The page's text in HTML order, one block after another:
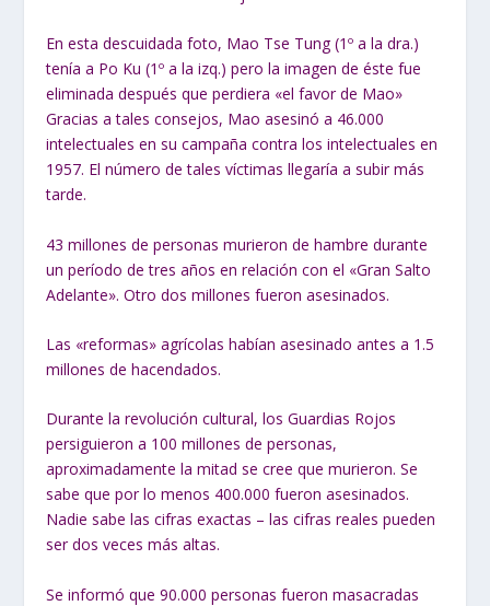
En esta descuidada foto, Mao Tse Tung (1º a la dra.)
tenía a Po Ku (1º a la izq.) pero la imagen de éste fue
eliminada después que perdiera «el favor de Mao»
Gracias a tales consejos, Mao asesinó a 46.000
intelectuales en su campaña contra los intelectuales en
1957. El número de tales víctimas llegaría a subir más
tarde.
43 millones de personas murieron de hambre durante
un período de tres años en relación con el «Gran Salto
Adelante». Otro dos millones fueron asesinados.
Las «reformas» agrícolas habían asesinado antes a 1.5
millones de hacendados.
Durante la revolución cultural, los Guardias Rojos
persiguieron a 100 millones de personas,
aproximadamente la mitad se cree que murieron. Se
sabe que por lo menos 400.000 fueron asesinados.
Nadie sabe las cifras exactas – las cifras reales pueden
ser dos veces más altas.
Se informó que 90.000 personas fueron masacradas